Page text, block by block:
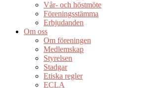
Vår- och höstmöte
Föreningsstämma
Erbjudanden
Om oss
Om föreningen
Medlemskap
Styrelsen
Stadgar
Etiska regler
ECLA